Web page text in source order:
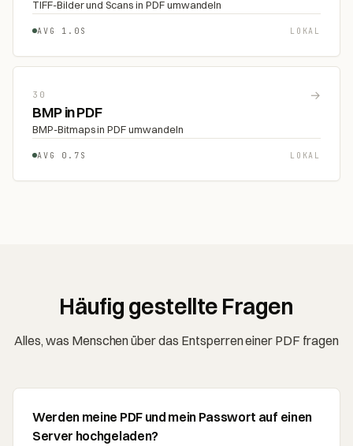
TIFF-Bilder und Scans in PDF umwandeln
AVG 1.0S LOKAL
30 →
BMP in PDF
BMP-Bitmaps in PDF umwandeln
AVG 0.7S LOKAL
Häufig gestellte Fragen
Alles, was Menschen über das Entsperren einer PDF fragen
Werden meine PDF und mein Passwort auf einen
Server hochgeladen?